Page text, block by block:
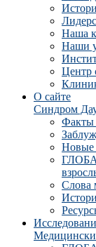
Наша
Наши
Центр
О сайте
Синдром
Факты
Новые
Слова